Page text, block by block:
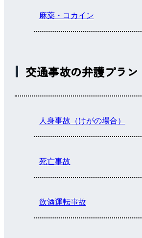
麻薬・コカイン
交通事故の弁護プラン
人身事故（けがの場合）
死亡事故
飲酒運転事故